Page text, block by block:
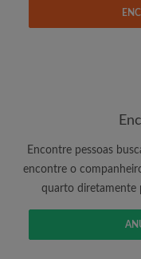
É 100%
Crie uma
Envie
Encontre pessoas
encontre o
quarto diretamente